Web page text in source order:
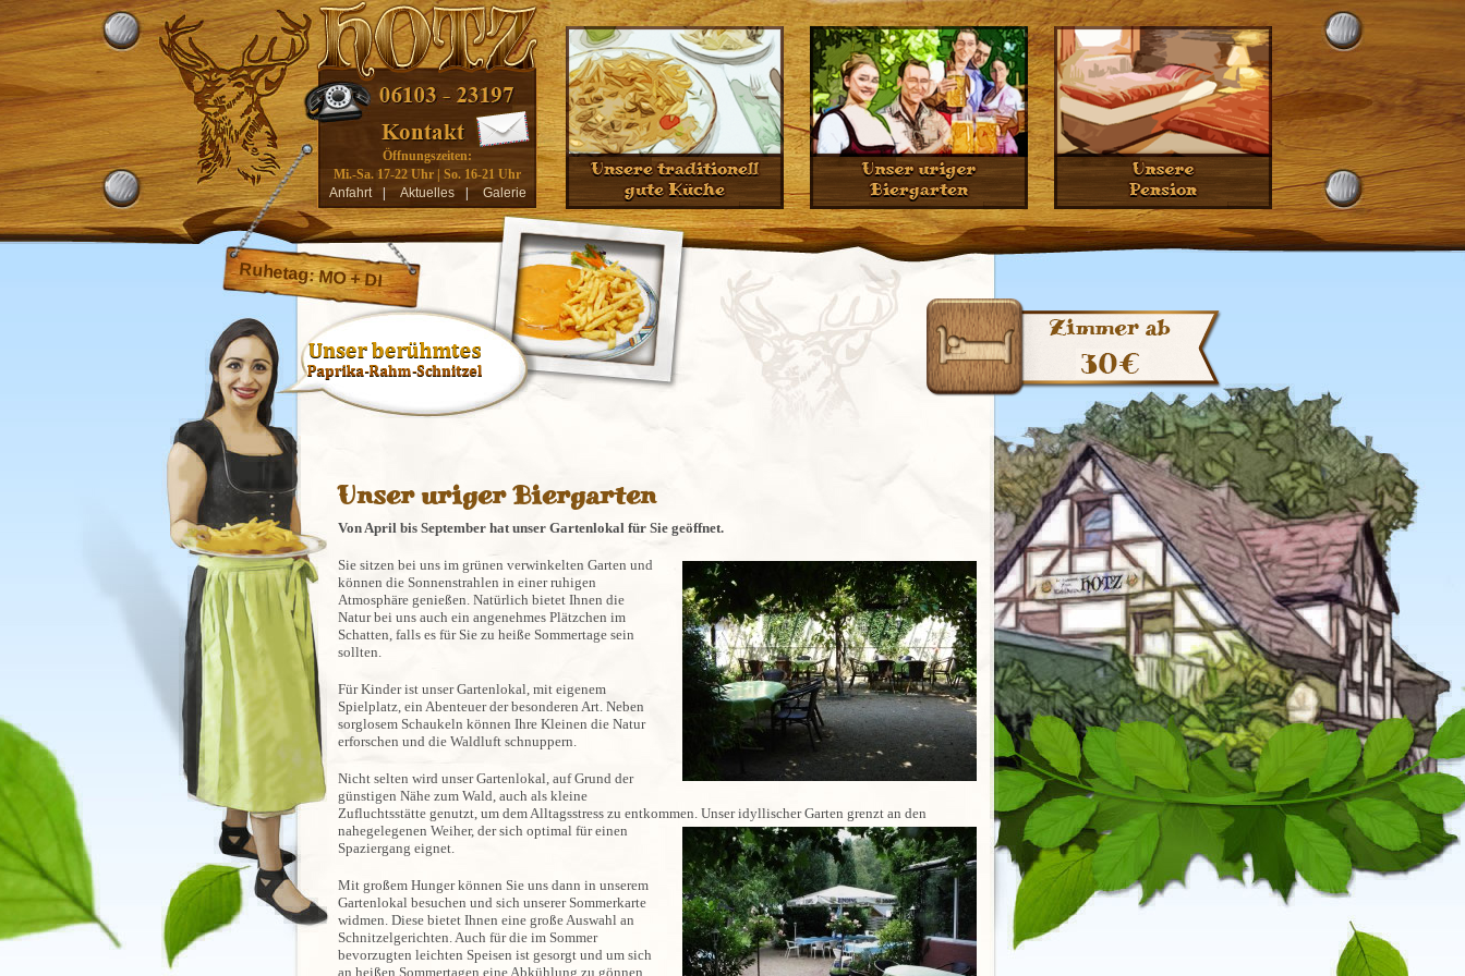
Öffnungszeiten:
Mi.-Sa. 17-22 Uhr | So. 16-21 Uhr
Anfahrt
| Aktuelles | Galerie
Ruhetag: MO + DI
Unser uriger Biergarten
Von April bis September hat unser Gartenlokal für Sie geöffnet.
Sie sitzen bei uns im grünen verwinkelten Garten und
können die Sonnenstrahlen in einer ruhigen
Atmosphäre genießen. Natürlich bietet Ihnen die
Natur bei uns auch ein angenehmes Plätzchen im
Schatten, falls es für Sie zu heiße Sommertage sein
sollten.
Für Kinder ist unser Gartenlokal, mit eigenem
Spielplatz, ein Abenteuer der besonderen Art. Neben
sorglosem Schaukeln können Ihre Kleinen die Natur
erforschen und die Waldluft schnuppern.
Nicht selten wird unser Gartenlokal, auf Grund der
günstigen Nähe zum Wald, auch als kleine
Zufluchtsstätte genutzt, um dem Alltagsstress zu entkommen. Unser idyllischer Garten grenzt an den
nahegelegenen Weiher, der sich optimal für einen
Spaziergang eignet.
Mit großem Hunger können Sie uns dann in unserem
Gartenlokal besuchen und sich unserer Sommerkarte
widmen. Diese bietet Ihnen eine große Auswahl an
Schnitzelgerichten. Auch für die im Sommer
bevorzugten leichten Speisen ist gesorgt und um sich
an heißen Sommertagen eine Abkühlung zu gönnen,